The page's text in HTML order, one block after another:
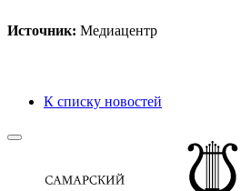
Источник: Медиацентр
К списку новостей